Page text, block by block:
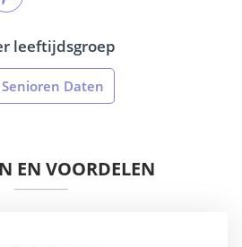
leeftijdsgroep
Senioren Daten
EN VOORDELEN